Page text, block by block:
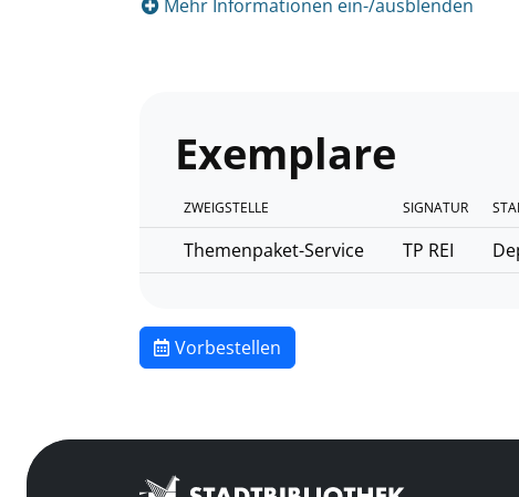
Mehr Informationen ein-/ausblenden
Exemplare
ZWEIGSTELLE SIGNATUR
Themenpaket-Service TP REI
Vorbestellen